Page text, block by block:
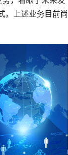
。上述业务目前尚